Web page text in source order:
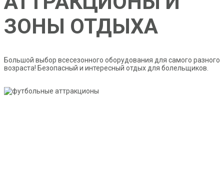
ЗОНЫ ОТДЫХА
Большой выбор всесезонного оборудования для самого разного
возраста! Безопасный и интересный отдых для болельщиков.